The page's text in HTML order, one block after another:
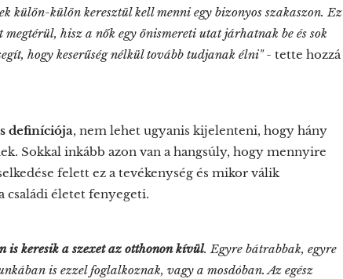
külön-külön keresztül kell menni egy bizonyos szakaszon. Ez
hisz a nők egy önismereti utat járhatnak be és sok
hogy keserűség nélkül tovább tudjanak élni"- tette hozzá
definíciója, nem lehet ugyanis kijelenteni, hogy hány
Sokkal inkább azon van a hangsúly, hogy mennyire
felett ez a tevékenység és mikor válik
családi életet fenyegeti.
is keresik a szexet az otthonon kívül. Egyre bátrabbak, egyre
is ezzel foglalkoznak, vagy a mosdóban. Az egész